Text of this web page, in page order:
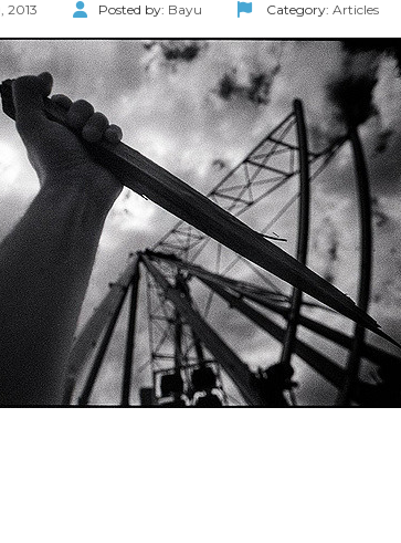
2013 Posted by: Bayu Category: Articles